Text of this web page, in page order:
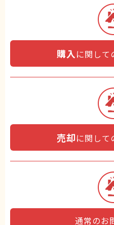
購入 に関して
売却に関して
通常のお